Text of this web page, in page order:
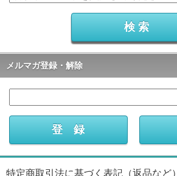
メルマガ登録・解除
特定商取引法に基づく表記（返品など）